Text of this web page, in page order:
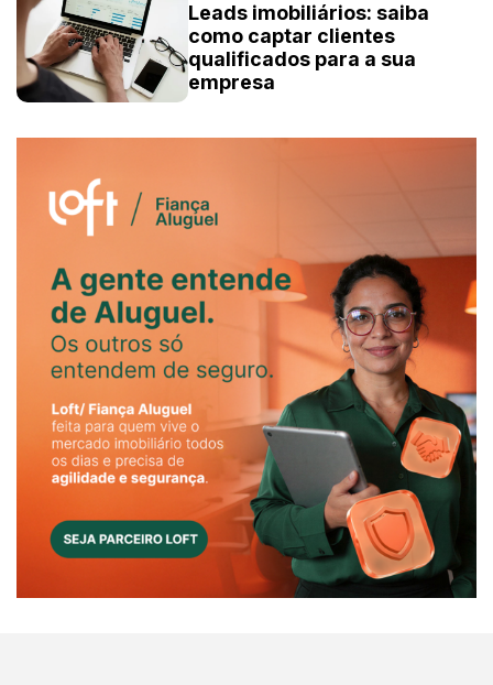
Leads imobiliários: saiba
como captar clientes
qualificados para a sua
empresa